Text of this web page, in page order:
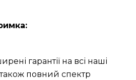
гарантії на всі наші
також повний спектр